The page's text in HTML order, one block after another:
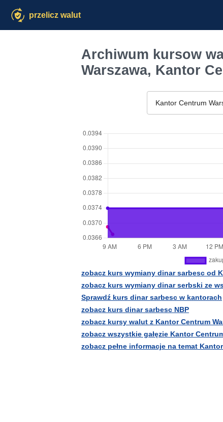
przelicz walut
Archiwum kursow
Warszawa, Kantor
Kantor Centrum
zobacz kurs wymiany dinar sarbesc od
zobacz kurs wymiany dinar serbski ze
Sprawdź kurs dinar sarbesc w kantorach
zobacz kurs dinar sarbesc NBP
zobacz kursy walut z Kantor Centrum
zobacz wszystkie gałęzie Kantor
zobacz pełne informacje na temat